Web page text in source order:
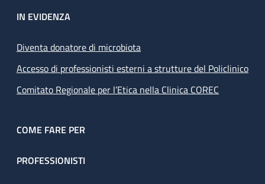
IN EVIDENZA
Diventa donatore di microbiota
Accesso di professionisti esterni a strutture del Policlinico
Comitato Regionale per l’Etica nella Clinica COREC
COME FARE PER
PROFESSIONISTI